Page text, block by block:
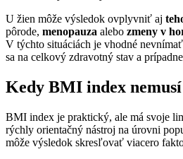
U žien môže výsledok ovplyvniť aj
pôrode, menopauza alebo zmeny v
V týchto situáciách je vhodné
sa na celkový zdravotný stav a
Kedy BMI index
BMI index je praktický, ale má svoje
rýchly orientačný nástroj na úrovni
môže výsledok skresľovať viacero